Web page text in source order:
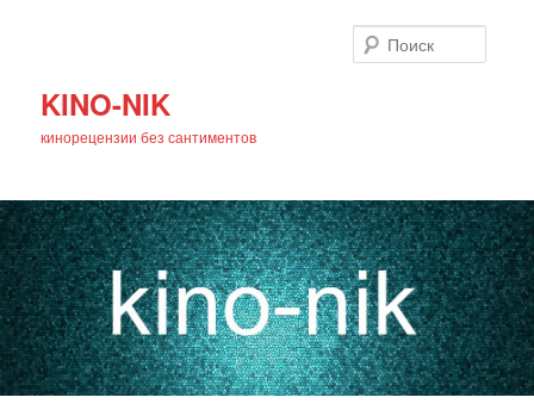
KINO-NIK
кинорецензии без сантиментов